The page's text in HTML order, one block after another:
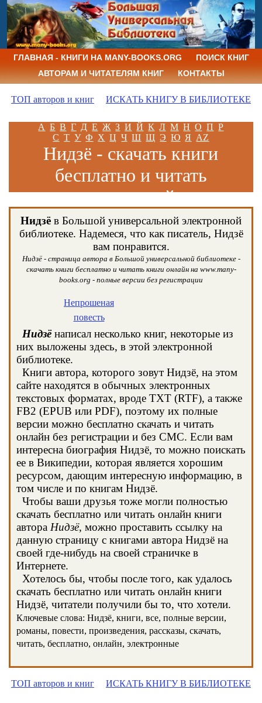
ГЛАВНАЯ - КНИГИ НА MANY-BOOKS.ORG
ПОИСК КНИГ
АВТОРАМ И ЧИТАТЕЛЯМ КНИГ
КОНТАКТЫ
ТОП авторов и книг ИСКАТЬ КНИГУ В БИБЛИОТЕКЕ
А Б В Г Д Е Ж З И Й К Л М Н О П Р
С Т У Ф Х Ц Ч Ш Щ Э Ю Я AZ
Нидзё - скачать книги
бесплатно и читать
книги онлайн
Нидзё в Большой универсальной электронной
библиотеке. Надемеся, что как писатель, Нидзё
вам понравится.
Нидзё - страница автора в Большой универсальной библиотеке -
скачать книги бесплатно и читать книги онлайн на www.many-
books.org - полные версии без регистрации
Непрошеная
повесть
Нидзё написал несколько книг, некоторые из
них выложены здесь, в этой электронной
библиотеке.
Книги автора, которого зовут Нидзё, на этом
сайте находятся в обычных электронных
текстовых форматах, вроде TXT (RTF), а также
FB2 (EPUB или PDF), поэтому их полные
версии можно бесплатно скачать и читать
онлайн без регистрации и без СМС. Если вам
интересна биография Нидзё, то можно поискать
ее в Википедии, которая является хорошим
ресурсом, дающим интересную информацию, в
том числе и по книгам Нидзё.
Чтобы ваши друзья тоже могли полностью
скачать бесплатно или читать онлайн книги
автора Нидзё, можно проставить ссылку на
данную страницу с книгами автора Нидзё на
своей где-нибудь на своей страничке в
Интернете.
Хотелось бы, чтобы после того, как удалось
скачать бесплатно или читать онлайн книги
Нидзё, читатели получили бы то, что хотели.
Ключевые слова: Нидзё, книги, все, полные версии,
романы, повести, произведения, рассказы, скачать,
читать, бесплатно, онлайн, электронные
ТОП авторов и книг ИСКАТЬ КНИГУ В БИБЛИОТЕКЕ